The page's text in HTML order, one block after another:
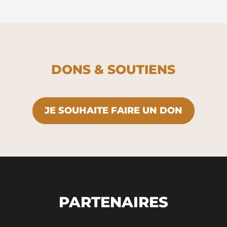
DONS & SOUTIENS
JE SOUHAITE FAIRE UN DON
PARTENAIRES